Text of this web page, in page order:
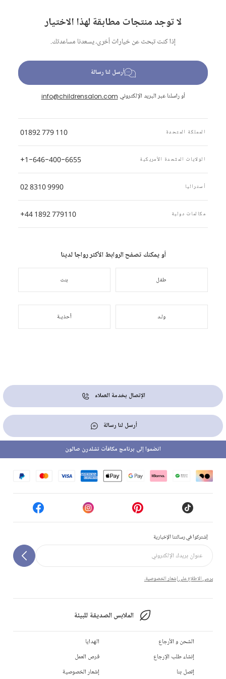
لا توجد منتجات مطابقة لهذا الاختيار
إذا كنت تبحث عن خيارات أخرى، يسعدنا مساعدتك.
أرسل لنا رسالة
أو راسلنا عبر البريد الإلكتروني info@childrensalon.com
المملكة المتحدة 01892 779 110
الولايات المتّحدة الأمريكية +1-646-400-6655
أستراليا 02 8310 9990
مكالمات دولية +44 1892 779110
أو يمكنك تصفح الروابط الأكثر رواجا لدينا
طفل بنت
ولـد أحذيـة
الإتصال بخدمة العملاء
أرسل لنا رسالة
إشتركوا في رسالتنا الإخبارية
يرجى الاطلاع على إشعار الخصوصية.
الملابس الصديقة للبيئة
انضموا إلى برنامج مكافآت تشلدرن صالون
الشحن و الأرجاع
إنشاء طلب الإرجاع
إتصل بنا
الهدايا
فرص العمل
إشعار الخصوصية